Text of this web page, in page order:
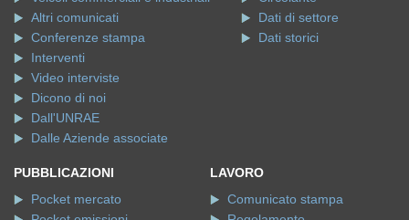
Altri comunicati
Conferenze stampa
Interventi
Video interviste
Dicono di noi
Dall'UNRAE
Dalle Aziende associate
Dati di settore
Dati storici
PUBBLICAZIONI
Pocket mercato
LAVORO
Comunicato stampa